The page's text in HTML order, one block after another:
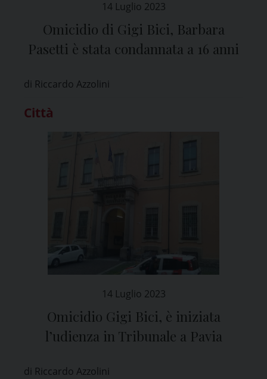
14 Luglio 2023
Omicidio di Gigi Bici, Barbara
Pasetti è stata condannata a 16 anni
di Riccardo Azzolini
Città
14 Luglio 2023
Omicidio Gigi Bici, è iniziata
l’udienza in Tribunale a Pavia
di Riccardo Azzolini